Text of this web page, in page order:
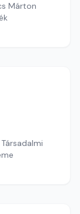
Márton